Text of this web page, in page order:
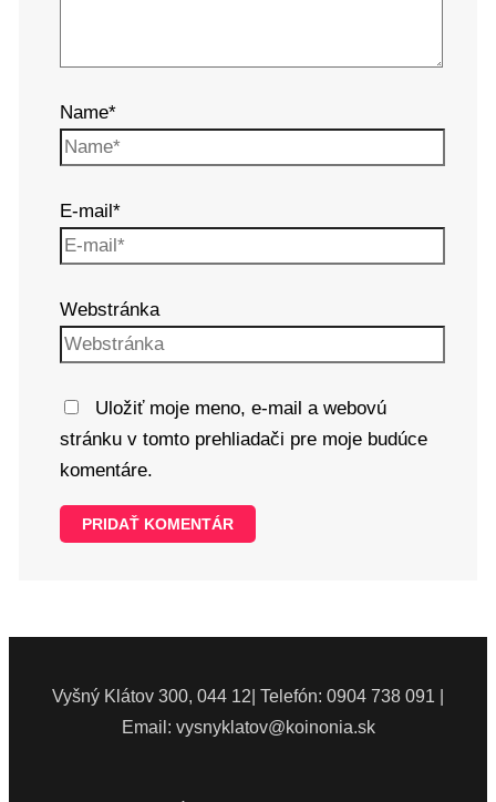
Name*
E-mail*
Webstránka
Uložiť moje meno, e-mail a webovú
stránku v tomto prehliadači pre moje budúce
komentáre.
Vyšný Klátov 300, 044 12| Telefón: 0904 738 091 |
Email: vysnyklatov@koinonia.sk